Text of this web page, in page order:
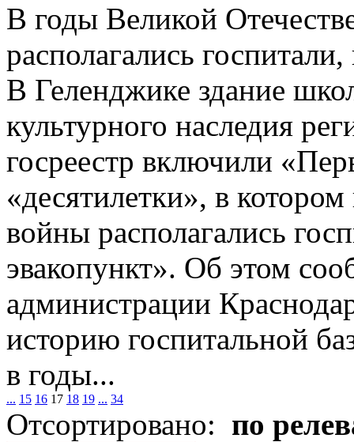
В годы Великой
располагались
В Геленджике здание
культурного наследия
госреестр включили
«десятилетки», в
войны располагались
эвакопункт». Об этом
администрации
историю госпитальной
в годы...
... 15 16 17 18 19 ... 34
Отсортировано: по